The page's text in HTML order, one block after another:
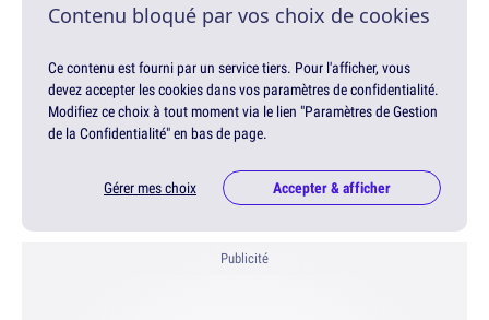
Contenu bloqué par vos choix de cookies
Ce contenu est fourni par un service tiers. Pour l'afficher, vous
devez accepter les cookies dans vos paramètres de confidentialité.
Modifiez ce choix à tout moment via le lien "Paramètres de Gestion
de la Confidentialité" en bas de page.
Gérer mes choix Accepter & afficher
Publicité